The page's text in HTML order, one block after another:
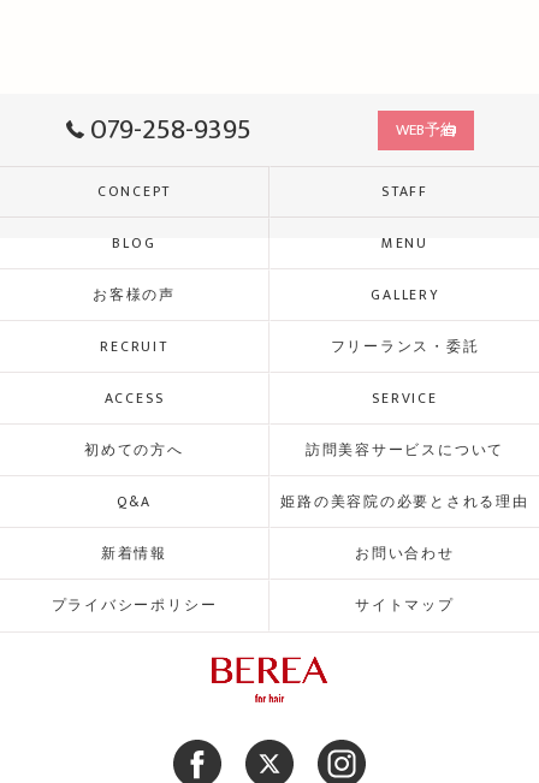
079-258-9395 WEB予約
CONCEPT STAFF
BLOG MENU
お客様の声 GALLERY
RECRUIT フリーランス・委託
ACCESS SERVICE
初めての方へ 訪問美容サービスについて
Q&A 姫路の美容院の必要とされる理由
新着情報 お問い合わせ
プライバシーポリシー サイトマップ